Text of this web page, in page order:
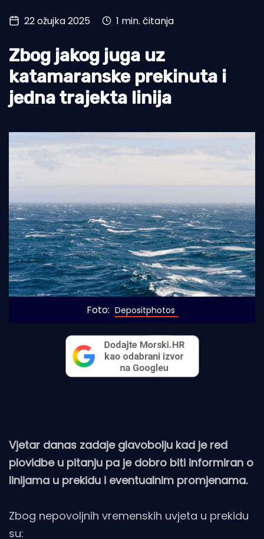
Pomorstvo
Ekologija
Tradicija i kultura
22 ožujka 2025 1 min. čitanja
Zbog jakog juga uz
katamaranske prekinuta i
jedna trajekta linija
Foto: Depositphotos
Vjetar danas zadaje glavobolju kad je red
plovidbe u pitanju pa je dobro biti informiran o
linijama u prekidu i eventualnim promjenama.
Zbog nepovoljnih vremenskih uvjeta u prekidu
su: